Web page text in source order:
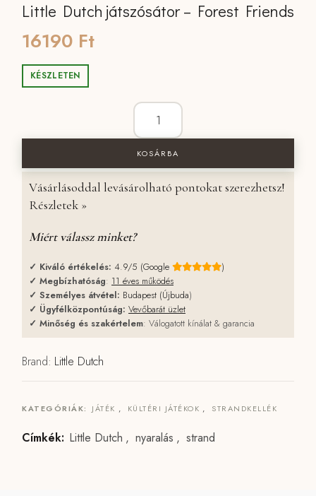
Little Dutch játszósátor – Forest Friends
16190 Ft
KÉSZLETEN
Little Dutch játszósátor - Forest
KOSÁRBA
Vásárlásoddal levásárolható pontokat szerezhetsz!
Részletek »
Miért válassz minket?
✓ Kiváló értékelés: 4.9/5 (Google
)
✓ Megbízhatóság: 11 éves működés
✓ Személyes átvétel: Budapest (Újbuda)
✓ Ügyfélközpontúság: Vevőbarát üzlet
✓ Minőség és szakértelem: Válogatott kínálat & garancia
Brand: Little Dutch
KATEGÓRIÁK: JÁTÉK , KÜLTÉRI JÁTÉKOK , STRANDKELLÉK
Címkék: Little Dutch , nyaralás , strand